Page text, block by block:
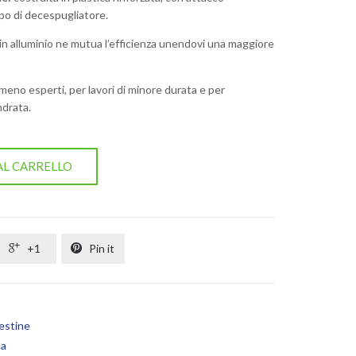
di decespugliatore.
alluminio ne mutua l’efficienza unendovi una maggiore
esperti, per lavori di minore durata e per
CARRELLO
 +1  Pin it